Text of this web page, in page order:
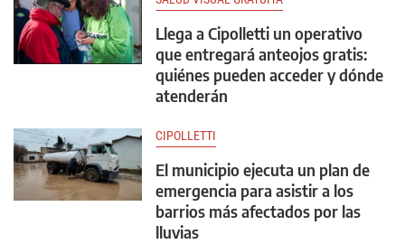
Llega a Cipolletti un operativo
que entregará anteojos gratis:
quiénes pueden acceder y dónde
atenderán
CIPOLLETTI
El municipio ejecuta un plan de
emergencia para asistir a los
barrios más afectados por las
lluvias